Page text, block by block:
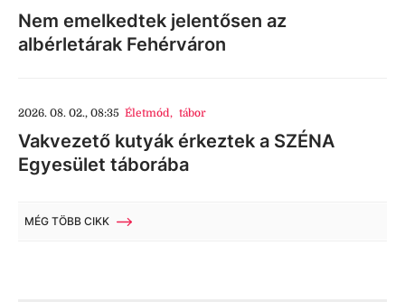
Nem emelkedtek jelentősen az
albérletárak Fehérváron
2026. 08. 02., 08:35 Életmód, tábor
Vakvezető kutyák érkeztek a SZÉNA
Egyesület táborába
MÉG TÖBB CIKK